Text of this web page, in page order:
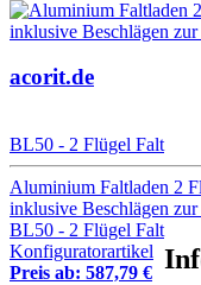
acorit.de
BL50 - 2 Flügel Falt
Aluminium Faltladen 2
inklusive Beschlägen
BL50 - 2 Flügel Falt
Konfiguratorartikel
Preis ab: 587,79 €